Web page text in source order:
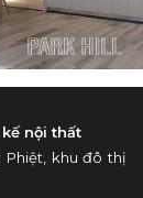
nội thất
Phiệt, khu đô thị